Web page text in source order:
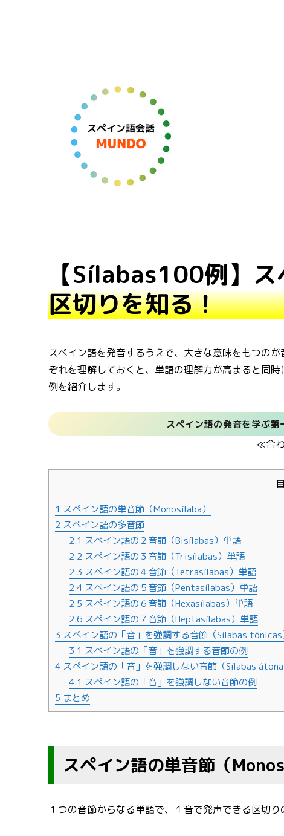
【Sílabas100例】
区切りを知る！
スペイン語を発音するうえで、大きな意味をもつの
ぞれを理解しておくと、単語の理解力が高まると同
例を紹介します。
スペイン語の発音を学ぶ第
≪合
1 スペイン語の単音節（Monosílaba）
2 スペイン語の多音節
2.1 スペイン語の２音節（Bisílabas）単語
2.2 スペイン語の３音節（Trisílabas）単語
2.3 スペイン語の４音節（Tetrasílabas）単語
2.4スペイン語の５音節（Pentasílabas）単語
2.5 スペイン語の６音節（Hexasílabas）単語
2.6スペイン語の７音節（Heptasílabas）単語
3 スペイン語の「音」を強調する音節（Sílabas tónicas
3.1 スペイン語の「音」を強調する音節の例
4 スペイン語の「音」を強調しない音節（Sílabas
4.1 スペイン語の「音」を強調しない音節の例
5 まとめ
スペイン語の単音節（
１つの音節からなる単語で、１音で発声できる区切り